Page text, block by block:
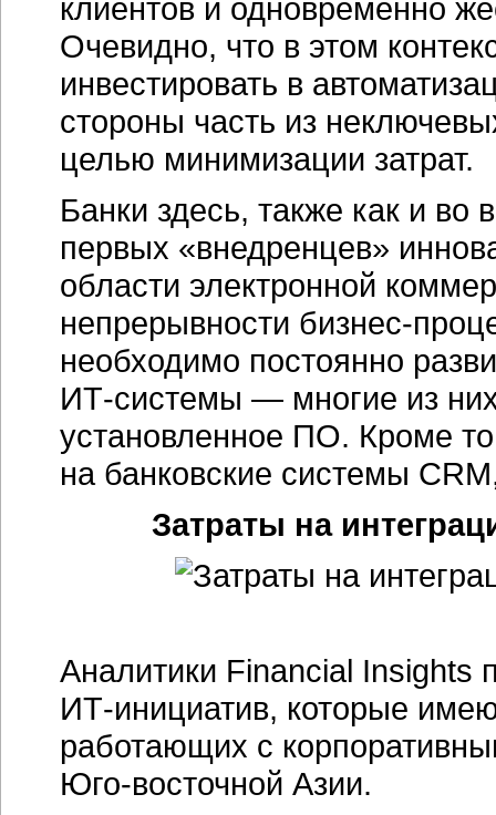
клиентов и одновременно
Очевидно, что в этом
инвестировать в
стороны часть из
целью минимизации затрат.
Банки здесь, также как и
первых «внедренцев»
области электронной
непрерывности бизнес-
необходимо постоянно
ИТ-системы — многие из
установленное ПО. Кроме
на банковские системы
Затраты на
Аналитики Financial Insights
ИТ-инициатив, которые
работающих с
Юго-восточной Азии.